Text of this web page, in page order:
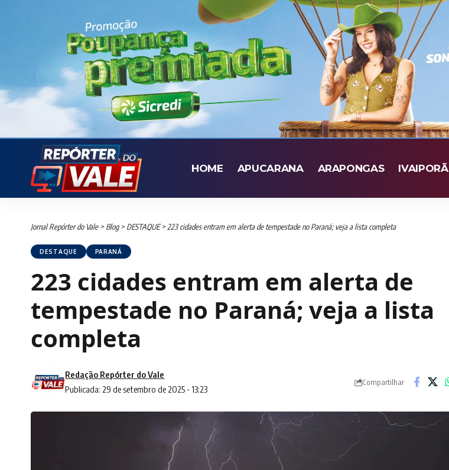
HOME APUCARANA ARAPONGAS IVAIPORÃ
Jornal Repórter do Vale> Blog> DESTAQUE> 223 cidades entram em alerta de tempestade no Paraná; veja a lista completa
DESTAQUE PARANÁ
223 cidades entram em alerta de
tempestade no Paraná; veja a lista
completa
Publicada: 29 de setembro de 2025 - 13:23
Redação Repórter do Vale
Compartilhar